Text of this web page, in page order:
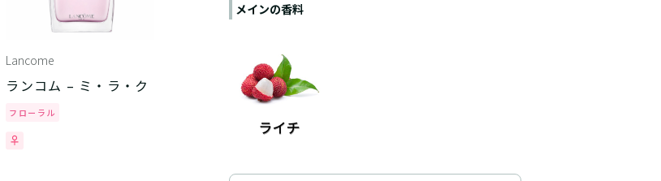
メインの香料
Lancome
ランコム – ミ・ラ・ク
フローラル